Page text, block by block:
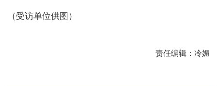
（受访单位供图）
责任编辑：冷媚